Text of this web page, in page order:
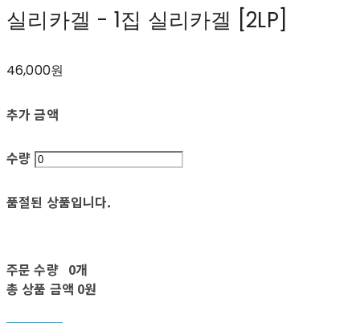
실리카겔 - 1집 실리카겔 [2LP]
46,000원
추가 금액
수량
품절된 상품입니다.
주문 수량 0개
총 상품 금액 0원